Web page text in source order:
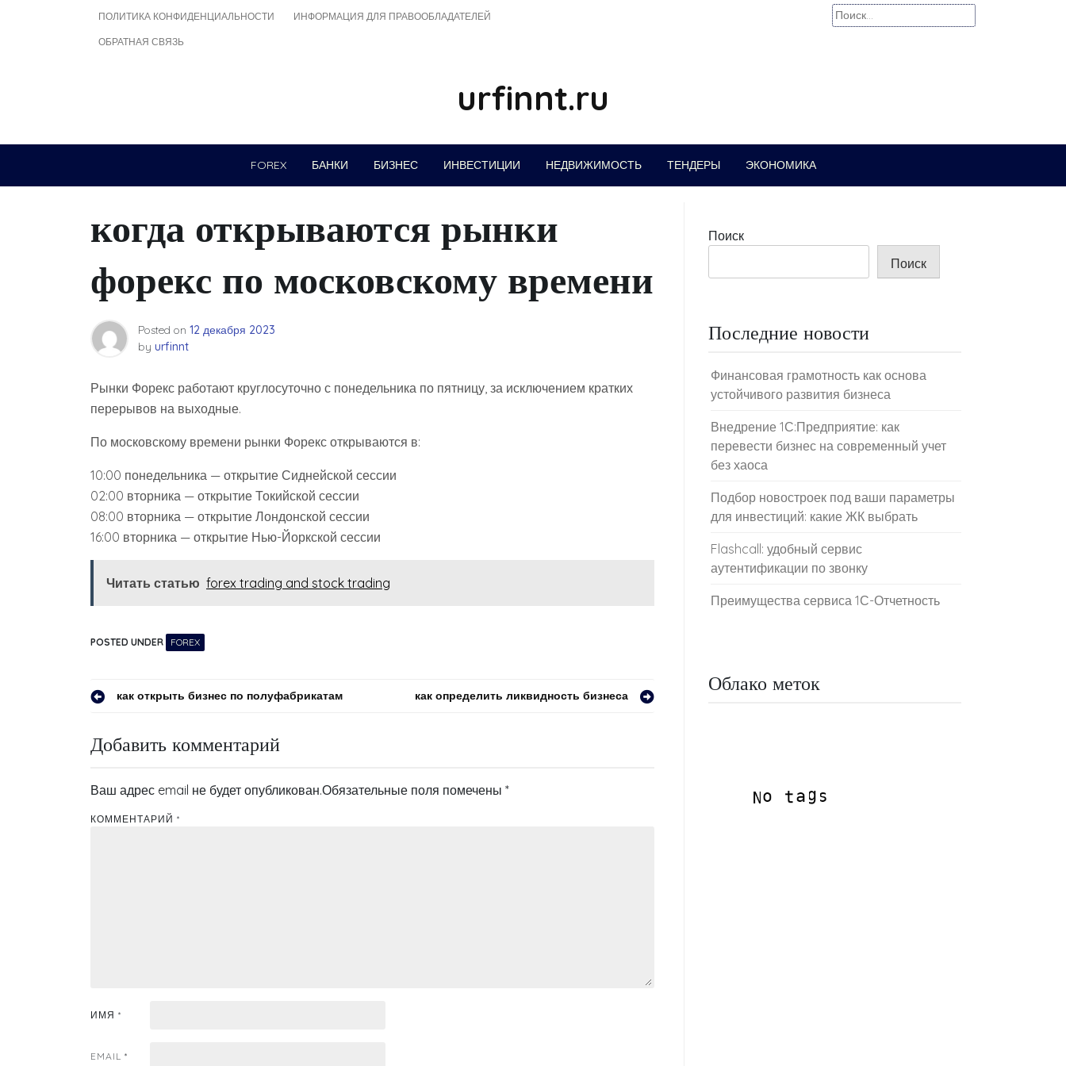
ПОЛИТИКА КОНФИДЕНЦИАЛЬНОСТИ ИНФОРМАЦИЯ ДЛЯ ПРАВООБЛАДАТЕЛЕЙ
ОБРАТНАЯ СВЯЗЬ
Найти:
urfinnt.ru
FOREX БАНКИ БИЗНЕС ИНВЕСТИЦИИ НЕДВИЖИМОСТЬ ТЕНДЕРЫ ЭКОНОМИКА
когда открываются рынки
форекс по московскому времени
Posted on 12 декабря 2023
by urfinnt
Рынки Форекс работают круглосуточно с понедельника по пятницу, за исключением кратких
перерывов на выходные.
По московскому времени рынки Форекс открываются в:
10:00 понедельника — открытие Сиднейской сессии
02:00 вторника — открытие Токийской сессии
08:00 вторника — открытие Лондонской сессии
16:00 вторника — открытие Нью-Йоркской сессии
Читать статью forex trading and stock trading
POSTED UNDER FOREX
Навигация
по
записям
как открыть бизнес по полуфабрикатам как определить ликвидность бизнеса
Добавить комментарий
Ваш адрес email не будет опубликован.Обязательные поля помечены *
КОММЕНТАРИЙ *
ИМЯ *
EMAIL *
Поиск
Поиск
Последние новости
Финансовая грамотность как основа
устойчивого развития бизнеса
Внедрение 1С:Предприятие: как
перевести бизнес на современный учет
без хаоса
Подбор новостроек под ваши параметры
для инвестиций: какие ЖК выбрать
Flashcall: удобный сервис
аутентификации по звонку
Преимущества сервиса 1С-Отчетность
Облако меток